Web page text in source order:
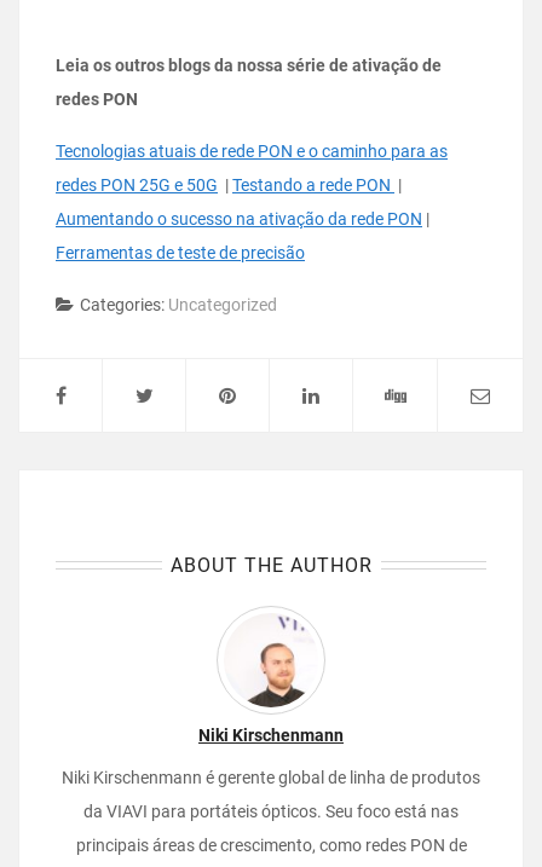
Leia os outros blogs da nossa série de ativação de
redes PON
Tecnologias atuais de rede PON e o caminho para as
redes PON 25G e 50G |Testando a rede PON |
Aumentando o sucesso na ativação da rede PON |
Ferramentas de teste de precisão
Categories: Uncategorized
ABOUT THE AUTHOR
Niki Kirschenmann
Niki Kirschenmann é gerente global de linha de produtos
da VIAVI para portáteis ópticos. Seu foco está nas
principais áreas de crescimento, como redes PON de